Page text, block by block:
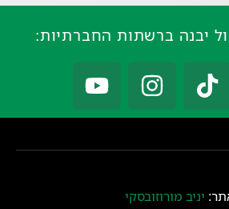
יבנה ברשתות החברתיות:
יניב מורוזובסקי